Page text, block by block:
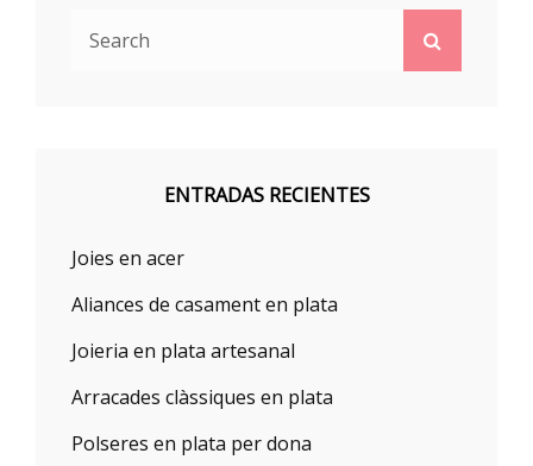
ENTRADAS RECIENTES
Joies en acer
Aliances de casament en plata
Joieria en plata artesanal
Arracades clàssiques en plata
Polseres en plata per dona